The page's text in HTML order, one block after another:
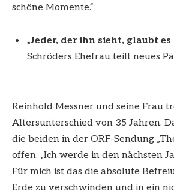
schöne Momente.“
„Jeder, der ihn sieht, glaubt es
Schröders Ehefrau teilt neues
Reinhold Messner und seine Frau
Altersunterschied von 35 Jahren.
die beiden in der ORF-Sendung
offen. „Ich werde in den nächsten
Für mich ist das die absolute
Erde zu verschwinden und in ein